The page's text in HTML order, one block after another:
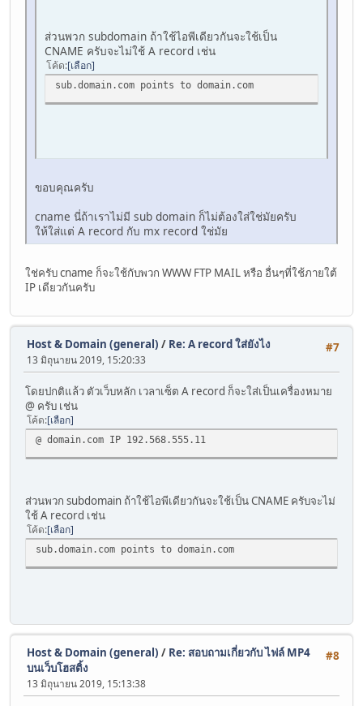
ส่วนพวก subdomain ถ้าใช้ไอพีเดียวกันจะใช้เป็น
CNAME ครับจะไม่ใช้ A record เช่น
โค้ด เลือก
sub.domain.com points to domain.com
ขอบคุณครับ
cname นี่ถ้าเราไม่มี sub domain ก็ไม่ต้องใส่ใช่มัยครับ
ให้ใส่แต่ A record กับ mx record ใช่มัย
ใช่ครับ cname ก็จะใช้กับพวก WWW FTP MAIL หรือ อื่นๆที่ใช้ภายใต้
IP เดียวกันครับ
#7
Host & Domain (general) / Re: A record ใส่ยังไง
13 มิถุนายน 2019, 15:20:33
โดยปกติแล้ว ตัวเว็บหลัก เวลาเซ็ต A record ก็จะใส่เป็นเครื่องหมาย
@ ครับ เช่น
โค้ด เลือก
@ domain.com IP 192.568.555.11
ส่วนพวก subdomain ถ้าใช้ไอพีเดียวกันจะใช้เป็น CNAME ครับจะไม่
ใช้ A record เช่น
โค้ด เลือก
sub.domain.com points to domain.com
#8
Host & Domain (general) / Re: สอบถามเกี่ยวกับ ไฟล์ MP4
บนเว็บโฮสติ้ง
13 มิถุนายน 2019, 15:13:38